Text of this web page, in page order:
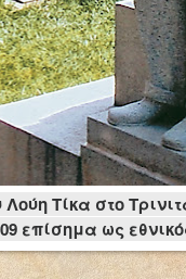
Λούη Τίκα στο
επίσημα ως